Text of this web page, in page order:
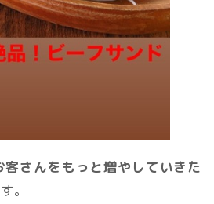
客さんをもっと増やしていきた
。